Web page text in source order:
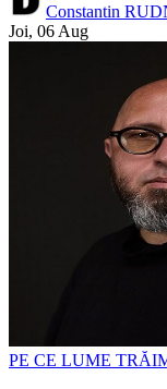
Constantin
Joi, 06 Aug
PE CE LUME